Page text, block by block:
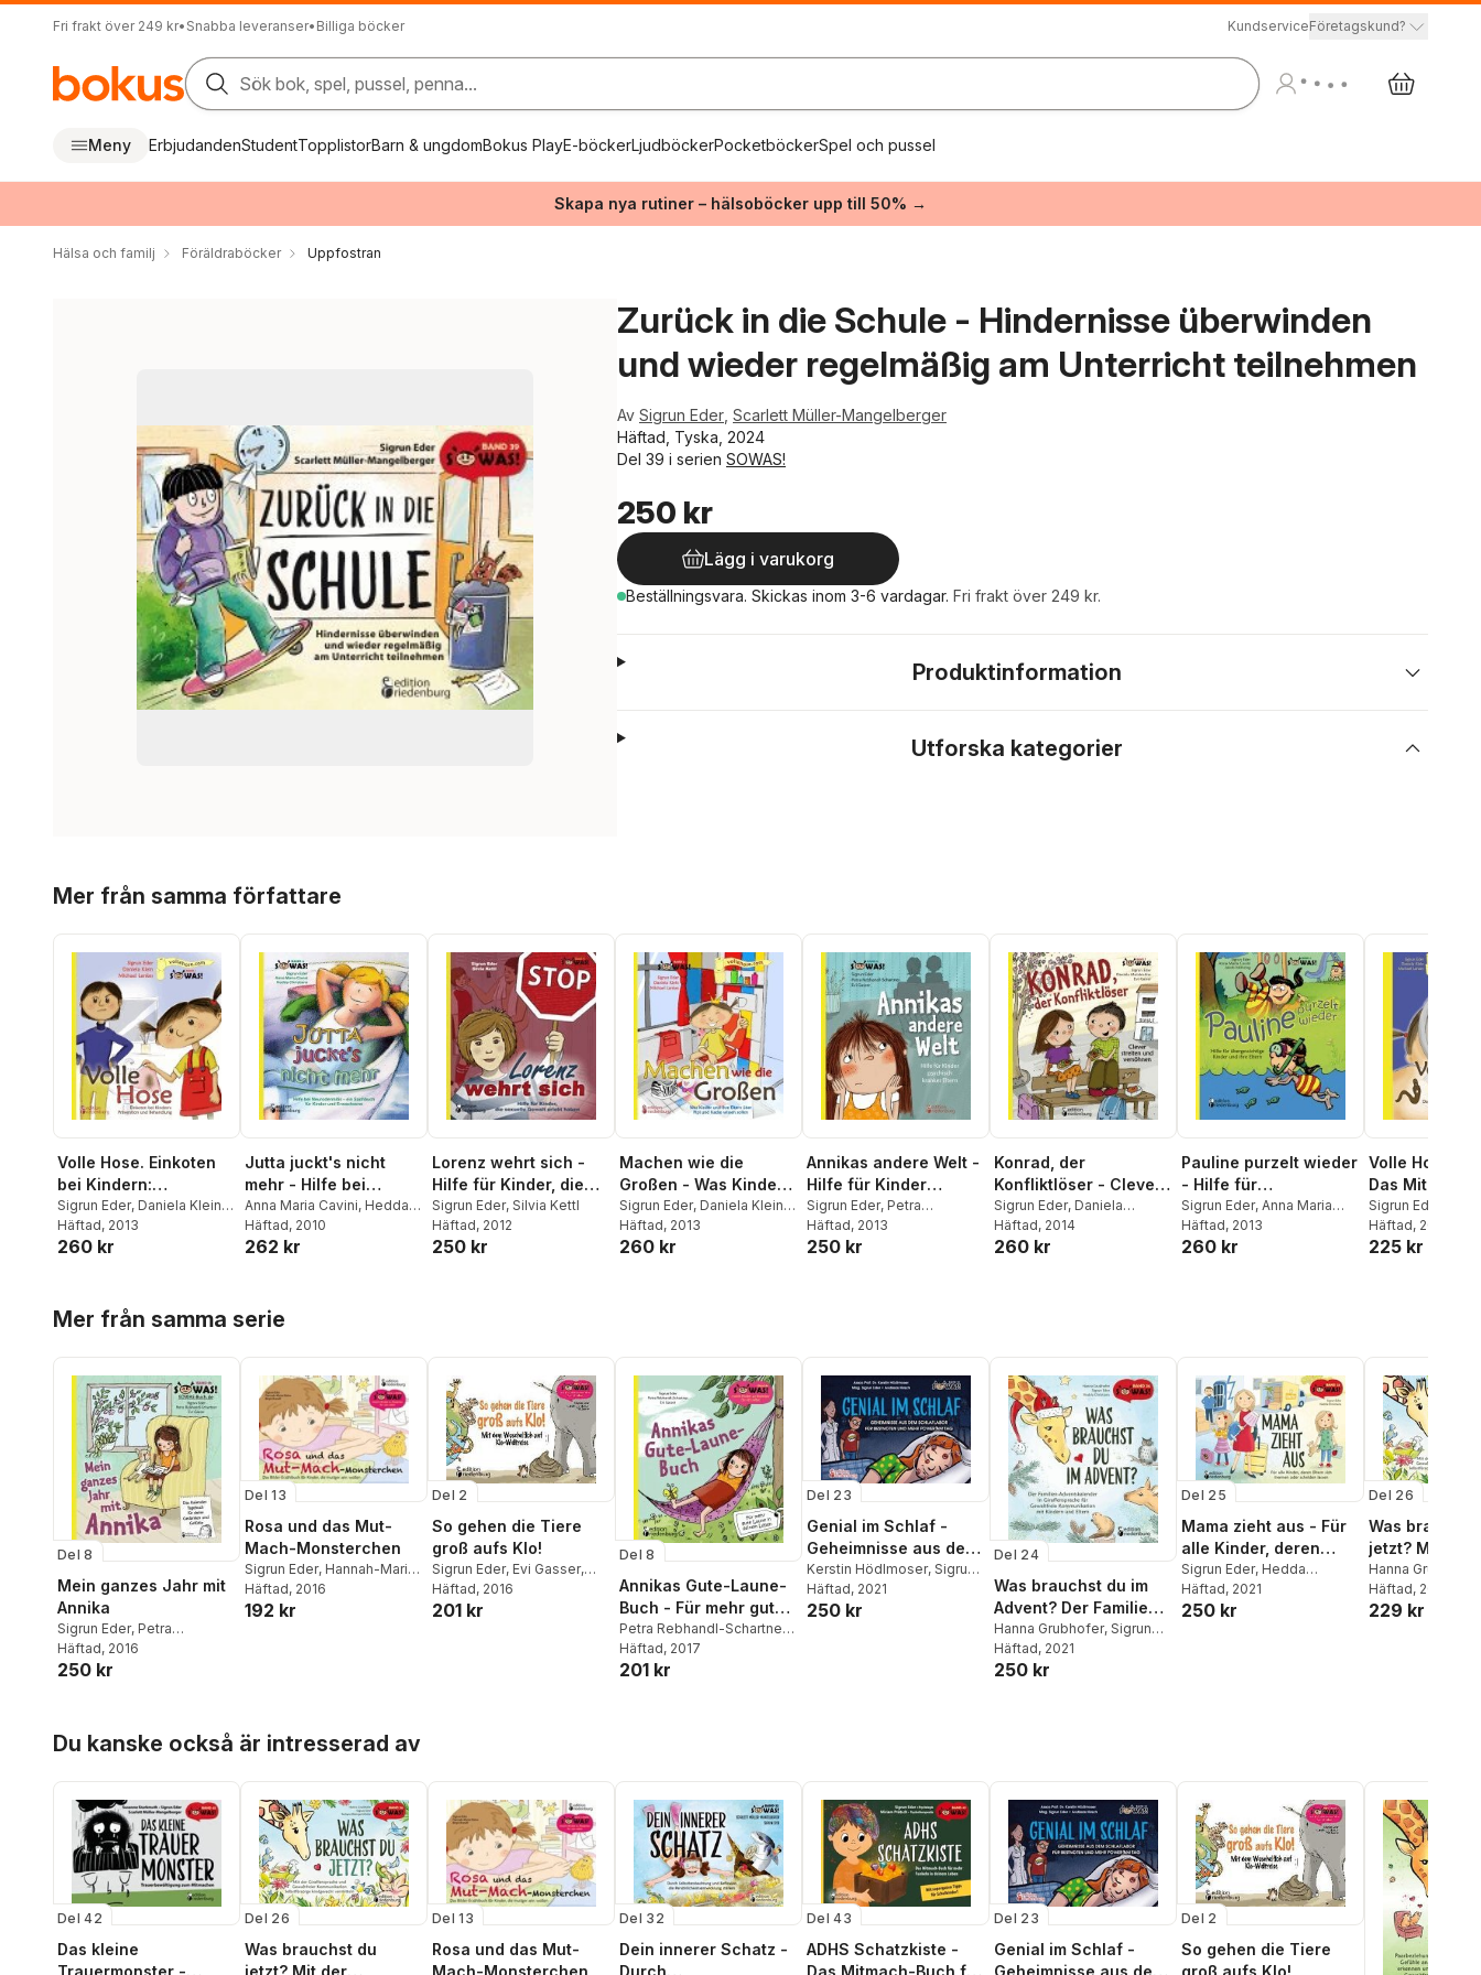
Fri frakt över 249 kr• Snabba leveranser• Billiga böcker KundserviceFöretagskund?
Sök bok, spel, pussel, penna...
Meny ErbjudandenStudentTopplistorBarn & ungdomBokus PlayE-böckerLjudböckerPocketböckerSpel och pussel
Skapa nya rutiner – hälsoböcker upp till 50% →
Hälsa och familj Föräldraböcker Uppfostran
Zurück in die Schule - Hindernisse überwinden
und wieder regelmäßig am Unterricht teilnehmen
Av Sigrun Eder Scarlett Müller-Mangelberger
Häftad, Tyska, 2024
Del 39 i serien SOWAS!
250 kr
Lägg i varukorg
Beställningsvara. Skickas inom 3-6 vardagar. Fri frakt över 249 kr.
Produktinformation
Utforska kategorier
Mer från samma författare
Volle Hose. Einkoten
bei Kindern:
Prävention und
Behandlung
Sigrun Eder, Daniela Klein,
Michael Lankes
Häftad, 2013
260 kr
Jutta juckt's nicht
mehr - Hilfe bei
Neurodermitis - ein
Sachbuch für Kinder
und Erwachsene
Anna Maria Cavini, Hedda
Christians,Sigrun Eder
Häftad, 2010
262 kr
Lorenz wehrt sich -
Hilfe für Kinder, die
sexuelle Gewalt erlebt
haben
Sigrun Eder, Silvia Kettl
Häftad, 2012
250 kr
Machen wie die
Großen - Was Kinder
und ihre Eltern über
Pipi und Kacke wissen
sollen
Sigrun Eder, Daniela Klein,
Michael Lankes
Häftad, 2013
260 kr
Annikas andere Welt -
Hilfe für Kinder
psychisch kranker
Eltern
Sigrun Eder, Petra
Rebhandl-Schartner
Gasser
Häftad, 2013
250 kr
Konrad, der
Konfliktlöser - Clever
streiten und
versöhnen
Sigrun Eder, Daniela
Molzbichler,
Häftad, 2014
260 kr
Pauline purzelt wieder
- Hilfe für
übergewichtige
Kinder und ihre Eltern
Sigrun Eder, Anna Maria
Cavini,Jakob Möhring
Häftad, 2013
260 kr
Volle Hose
Das Mit-
Kack-
Sigrun Eder
Michael Lankes
Häftad, 2013
225 kr
Mer från samma serie
Del 8
Mein ganzes Jahr mit
Annika
Sigrun Eder, Petra
Rebhandl-Schartner
Gasser
Häftad, 2016
250 kr
Del 13
Rosa und das Mut-
Mach-Monsterchen
Sigrun Eder, Hannah-Marie
Heine,Birgit Brandl
Benetseder
Häftad, 2016
192 kr
Del 2
So gehen die Tiere
groß aufs Klo!
Sigrun Eder, Evi Gasser,
Caroline Oblasser
Häftad, 2016
201 kr
Del 8
Annikas Gute-Laune-
Buch - Für mehr gute
Laune in deinem
Leben
Petra Rebhandl-Schartner ,
Evi Gasser,Sigrun Eder
Häftad, 2017
201 kr
Del 23
Genial im Schlaf -
Geheimnisse aus dem
Schlaflabor für
Bestnoten und mehr
Power am Tag
Kerstin Hödlmoser, Sigrun
Eder,Andreas Hirsch
Häftad, 2021
250 kr
Del 24
Was brauchst du im
Advent? Der Familien-
Adventskalender in
Giraffensprache für
Gewaltfreie
Hanna Grubhofer, Sigrun
Eder,Hedda Christians
Häftad, 2021
250 kr
Del 25
Mama zieht aus - Für
alle Kinder, deren
Eltern sich trennen
oder scheiden lassen
Sigrun Eder, Hedda
Christians
Häftad, 2021
250 kr
Del 26
Was brauchst
jetzt? Mit der
Gewaltfreier
Hanna Grubhofer
Eder,Barbara
Weingartshofer
Häftad, 2022
229 kr
Du kanske också är intresserad av
Del 42
Das kleine
Trauermonster -
Del 26
Was brauchst du
jetzt? Mit der
Del 13
Rosa und das Mut-
Mach-Monsterchen
Del 32
Dein innerer Schatz -
Durch
Del 43
ADHS Schatzkiste -
Das Mitmach-Buch für
Del 23
Genial im Schlaf -
Geheimnisse aus dem
Del 2
So gehen die Tiere
groß aufs Klo!